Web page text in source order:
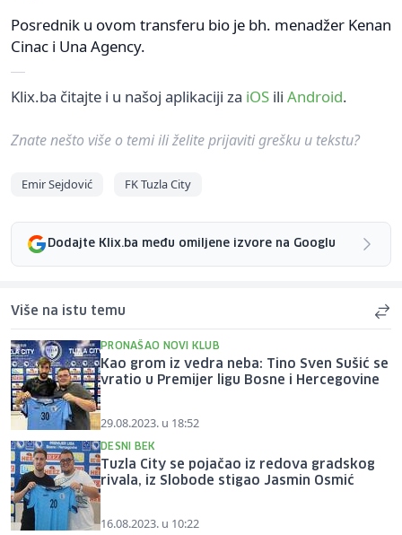
Posrednik u ovom transferu bio je bh. menadžer Kenan
Cinac i Una Agency.
Klix.ba čitajte i u našoj aplikaciji za iOS ili Android.
Znate nešto više o temi ili želite prijaviti grešku u tekstu?
Emir Sejdović FK Tuzla City
Dodajte Klix.ba među omiljene izvore na Googlu
Više na istu temu
PRONAŠAO NOVI KLUB
Kao grom iz vedra neba: Tino Sven Sušić se
vratio u Premijer ligu Bosne i Hercegovine
29.08.2023. u 18:52
DESNI BEK
Tuzla City se pojačao iz redova gradskog
rivala, iz Slobode stigao Jasmin Osmić
16.08.2023. u 10:22